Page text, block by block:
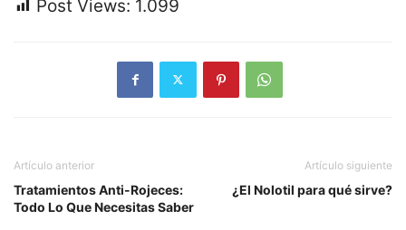
Post Views: 1.099
Artículo anterior
Tratamientos Anti-Rojeces:
Todo Lo Que Necesitas Saber
Artículo siguiente
¿El Nolotil para qué sirve?